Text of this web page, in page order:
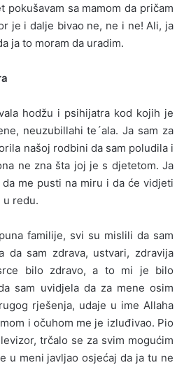
pokušavam sa mamom da pričam
je i dalje bivao ne, ne i ne! Ali, ja
ja to moram da uradim.
hodžu i psihijatra kod kojih je
neuzubillahi te´ala. Ja sam za
našoj rodbini da sam poludila i
ne zna šta joj je s djetetom. Ja
me pusti na miru i da će vidjeti
u redu.
familije, svi su mislili da sam
da sam zdrava, ustvari, zdravija
bilo zdravo, a to mi je bilo
sam uvidjela da za mene osim
rješenja, udaje u ime Allaha
i očuhom me je izluđivao. Pio
trčalo se za svim mogućim
u meni javljao osjećaj da ja tu ne